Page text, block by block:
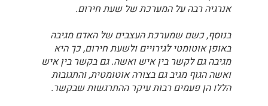
אנרגיה רבה על המערכת של שעת חירום.
בנוסף, כשם שמערכת העצבים של האדם מגיבה
באופן אוטומטי לגירויים ולשעת חירום, כך היא
מגיבה גם לקשר בין איש ואשה. גם בקשר בין איש
ואשה הגוף מגיב גם בצורה אוטומטית, והתגובות
הללו הן פעמים רבות עיקר ההתרגשות שבקשר.